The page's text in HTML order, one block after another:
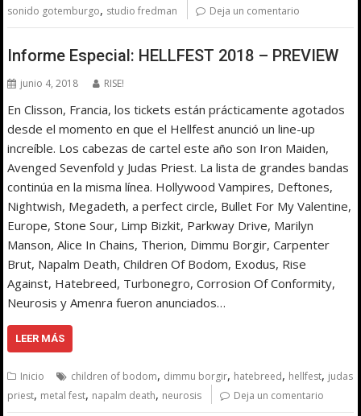
sonido gotemburgo, studio fredman Deja un comentario
Informe Especial: HELLFEST 2018 – PREVIEW
junio 4, 2018 RISE!
En Clisson, Francia, los tickets están prácticamente agotados
desde el momento en que el Hellfest anunció un line-up
increíble. Los cabezas de cartel este año son Iron Maiden,
Avenged Sevenfold y Judas Priest. La lista de grandes bandas
continúa en la misma línea. Hollywood Vampires, Deftones,
Nightwish, Megadeth, a perfect circle, Bullet For My Valentine,
Europe, Stone Sour, Limp Bizkit, Parkway Drive, Marilyn
Manson, Alice In Chains, Therion, Dimmu Borgir, Carpenter
Brut, Napalm Death, Children Of Bodom, Exodus, Rise
Against, Hatebreed, Turbonegro, Corrosion Of Conformity,
Neurosis y Amenra fueron anunciados…
LEER MÁS
Inicio children of bodom, dimmu borgir, hatebreed, hellfest, judas
priest, metal fest, napalm death, neurosis Deja un comentario